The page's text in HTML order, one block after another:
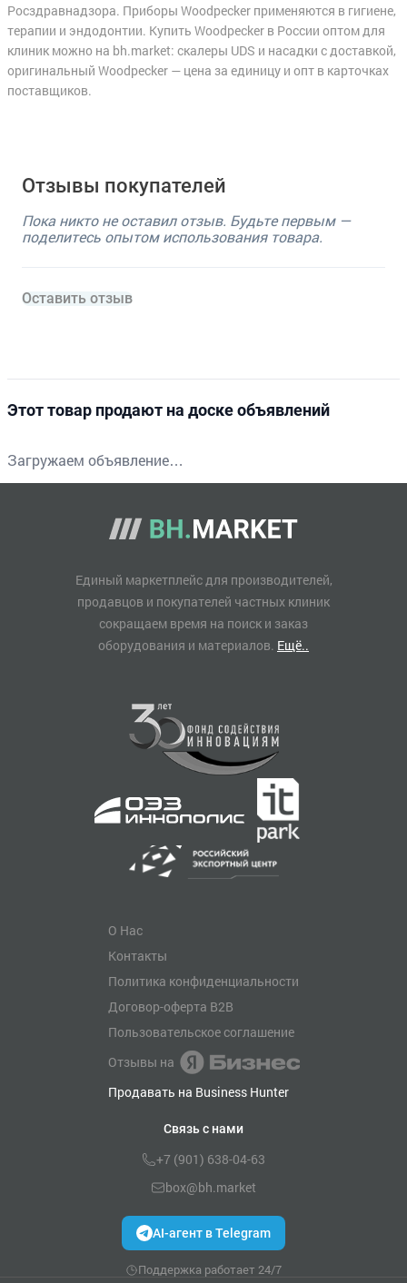
Росздравнадзора. Приборы Woodpecker применяются в гигиене,
терапии и эндодонтии. Купить Woodpecker в России оптом для
клиник можно на bh.market: скалеры UDS и насадки с доставкой,
оригинальный Woodpecker — цена за единицу и опт в карточках
поставщиков.
Отзывы покупателей
Пока никто не оставил отзыв. Будьте первым —
поделитесь опытом использования товара.
Оставить отзыв
Этот товар продают на доске объявлений
Загружаем объявление…
Единый маркетплейс для производителей,
продавцов и покупателей частных клиник
сокращаем время на поиск и заказ
оборудования и материалов. Ещё..
О Нас
Контакты
Политика конфиденциальности
Договор-оферта B2B
Пользовательское соглашение
Отзывы на
Продавать на Business Hunter
Связь с нами
+7 (901) 638-04-63
box@bh.market
AI-агент в Telegram
Поддержка работает 24/7